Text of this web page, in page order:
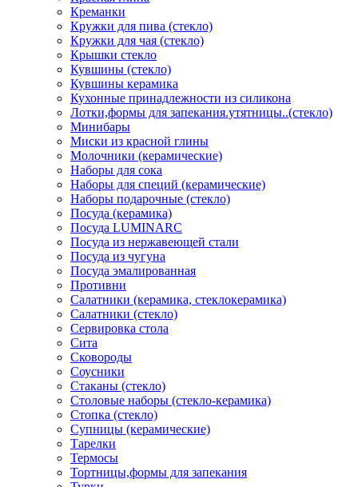
Креманки
Кружки для пива (стекло)
Кружки для чая (стекло)
Крышки стекло
Кувшины (стекло)
Кувшины керамика
Кухонные принадлежности из силикона
Лотки,формы для запекания.утятницы..(стекло)
Минибары
Миски из красной глины
Молочники (керамические)
Наборы для сока
Наборы для специй (керамические)
Наборы подарочные (стекло)
Посуда (керамика)
Посуда LUMINARC
Посуда из нержавеющей стали
Посуда из чугуна
Посуда эмалированная
Противни
Салатники (керамика, стеклокерамика)
Салатники (стекло)
Сервировка стола
Сита
Сковороды
Соусники
Стаканы (стекло)
Столовые наборы (стекло-керамика)
Стопка (стекло)
Супницы (керамические)
Тарелки
Термосы
Тортницы,формы для запекания